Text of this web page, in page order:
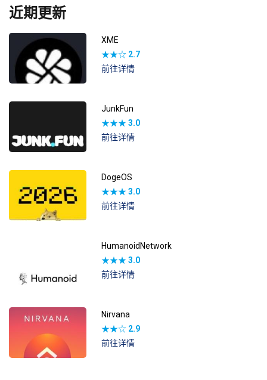
近期更新
XME
★★☆ 2.7
前往详情
JunkFun
★★★3.0
前往详情
DogeOS
★★★3.0
前往详情
HumanoidNetwork
★★★3.0
前往详情
Nirvana
★★☆ 2.9
前往详情